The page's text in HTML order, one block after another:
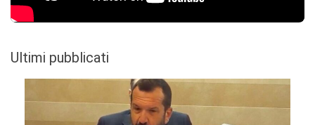
Ultimi pubblicati